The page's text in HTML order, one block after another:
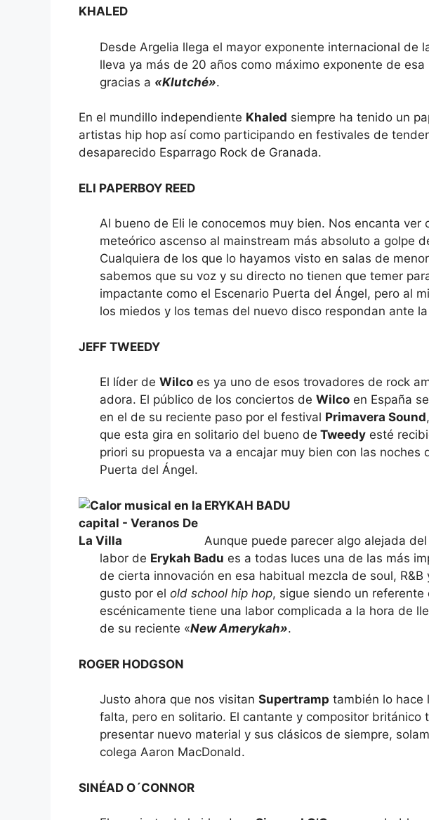
KHALED
Desde Argelia llega el mayor exponente internacional de
lleva ya más de 20 años como máximo exponente de
gracias a «Klutché».
En el mundillo independiente Khaled siempre ha tenido un
artistas hip hop así como participando en festivales de
desaparecido Esparrago Rock de Granada.
ELI PAPERBOY REED
Al bueno de Eli le conocemos muy bien. Nos encanta ver
meteórico ascenso al mainstream más absoluto a golpe
Cualquiera de los que lo hayamos visto en salas de
sabemos que su voz y su directo no tienen que temer
impactante como el Escenario Puerta del Ángel, pero al
los miedos y los temas del nuevo disco respondan ante
JEFF TWEEDY
El líder de Wilco es ya uno de esos trovadores de rock
adora. El público de los conciertos de Wilco en España
en el de su reciente paso por el festival Primavera Sound
que esta gira en solitario del bueno de Tweedy esté
priori su propuesta va a encajar muy bien con las noches
Puerta del Ángel.
ERYKAH BADU
Aunque puede parecer algo alejada
labor de Erykah Badu es a todas luces una de las más
de cierta innovación en esa habitual mezcla de soul,
gusto por el old school hip hop, sigue siendo un referente
escénicamente tiene una labor complicada a la hora de
de su reciente «New Amerykah».
ROGER HODGSON
Justo ahora que nos visitan Supertramp también lo hace
falta, pero en solitario. El cantante y compositor británico
presentar nuevo material y sus clásicos de siempre,
colega Aaron MacDonald.
SINÉAD O´CONNOR